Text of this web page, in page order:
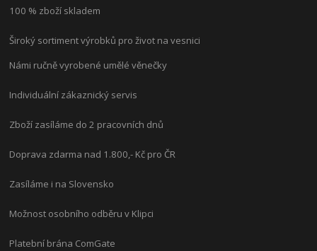
100 % zboží skladem
Široký sortiment výrobků pro život na vesnici
Námi ručně vyrobené umělé věnečky
Individuální zákaznický servis
Zboží zasíláme do 2 pracovních dnů
Doprava zdarma nad 1.800,- Kč pro ČR
Zasíláme i na Slovensko
Možnost osobního odběru v Klipci
Platební brána ComGate